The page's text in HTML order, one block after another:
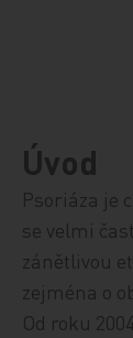
Úvod
Psoriáza je
se velmi
zánětlivou
zejména o
Od roku